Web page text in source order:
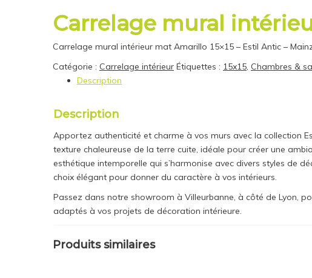
Carrelage mural
Carrelage mural intérieur mat Amarillo 15×15 – Estil Antic –
Catégorie : Carrelage intérieur Étiquettes : 15x15, Chambres &
Description
Description
Apportez authenticité et charme à vos murs avec la collection
texture chaleureuse de la terre cuite, idéale pour créer une
esthétique intemporelle qui s’harmonise avec divers styles de
choix élégant pour donner du caractère à vos intérieurs.
Passez dans notre showroom à Villeurbanne, à côté de Lyon,
adaptés à vos projets de décoration intérieure.
Produits similaires